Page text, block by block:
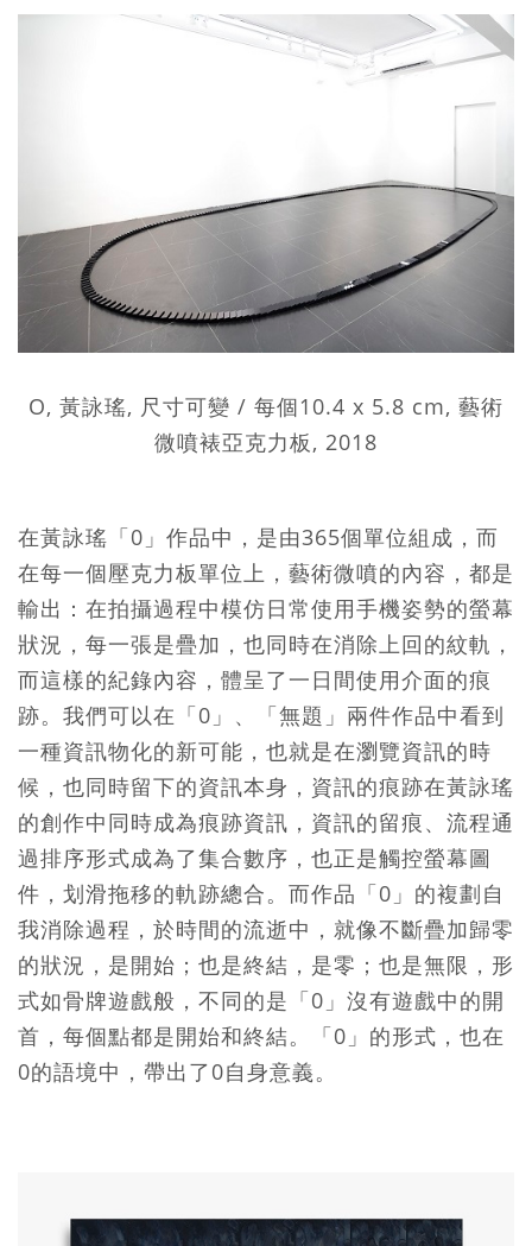
O, 黃詠瑤, 尺寸可變 / 每個10.4 x 5.8 cm, 藝術
微噴裱亞克力板, 2018
在黃詠瑤「0」作品中，是由365個單位組成，而
在每一個壓克力板單位上，藝術微噴的內容，都是
輸出：在拍攝過程中模仿日常使用手機姿勢的螢幕
狀況，每一張是疊加，也同時在消除上回的紋軌，
而這樣的紀錄內容，體呈了一日間使用介面的痕
跡。我們可以在「0」、「無題」兩件作品中看到
一種資訊物化的新可能，也就是在瀏覽資訊的時
候，也同時留下的資訊本身，資訊的痕跡在黃詠瑤
的創作中同時成為痕跡資訊，資訊的留痕、流程通
過排序形式成為了集合數序，也正是觸控螢幕圖
件，划滑拖移的軌跡總合。而作品「0」的複劃自
我消除過程，於時間的流逝中，就像不斷疊加歸零
的狀況，是開始；也是終結，是零；也是無限，形
式如骨牌遊戲般，不同的是「0」沒有遊戲中的開
首，每個點都是開始和終結。「0」的形式，也在
0的語境中，帶出了0自身意義。